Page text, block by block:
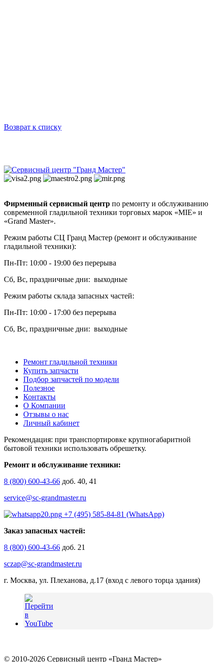
Возврат к списку
Фирменный сервисный центр по ремонту и обслуживанию
современной гладильной техники торговых марок «MIE» и
«Grand Master».
Режим работы СЦ Гранд Мастер (ремонт и обслуживание
гладильной техники):
Пн-Пт: 10:00 - 19:00 без перерыва
Сб, Вс, праздничные дни: выходные
Режим работы склада запасных частей:
Пн-Пт: 10:00 - 17:00 без перерыва
Сб, Вс, праздничные дни: выходные
Ремонт гладильной техники
Купить запчасти
Подбор запчастей по модели
Полезное
Контакты
О Компании
Отзывы о нас
Личный кабинет
Рекомендация: при транспортировке крупногабаритной
бытовой техники использовать обрешетку.
Ремонт и обслуживание техники:
8 (800) 600-43-66 доб. 40, 41
service@sc-grandmaster.ru
+7 (495) 585-84-81 (WhatsApp)
Заказ запасных частей:
8 (800) 600-43-66 доб. 21
sczap@sc-grandmaster.ru
г. Москва, ул. Плеханова, д.17 (вход с левого торца здания)
© 2010-2026 Сервисный центр «Гранд Мастер»